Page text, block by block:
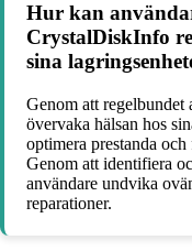
Hur kan
CrystalDiskInfo
sina
Genom att
övervaka hälsan hos
optimera prestanda
Genom att identifiera
användare undvika
reparationer.